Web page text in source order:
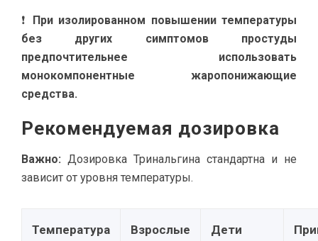
❗ При изолированном повышении температуры
без других симптомов простуды
предпочтительнее использовать
монокомпонентные жаропонижающие
средства.
Рекомендуемая дозировка
Важно: Дозировка Тринальгина стандартна и не
зависит от уровня температуры.
Температура
Взрослые
Дети